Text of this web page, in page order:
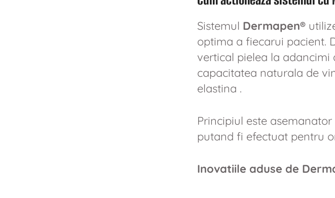
Sistemul Dermapen®
optima a fiecarui pacient.
vertical pielea la
capacitatea naturala de
elastina .
Principiul este
putand fi efectuat pentru
Inovatiile aduse de